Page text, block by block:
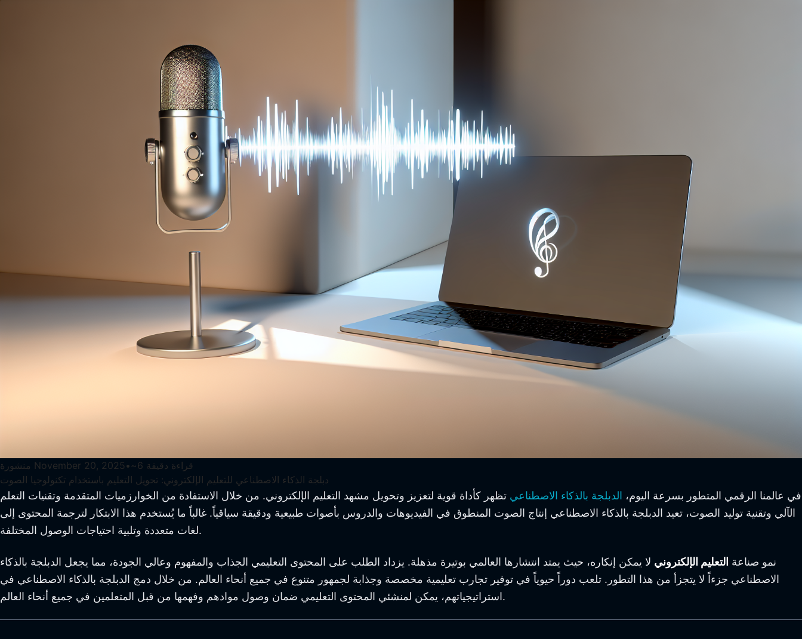
منشورة November 20, 2025 • ~6 قراءة دقيقة
دبلجة الذكاء الاصطناعي للتعليم الإلكتروني: تحويل التعليم باستخدام تكنولوجيا الصوت
في عالمنا الرقمي المتطور بسرعة اليوم، الدبلجة بالذكاء الاصطناعي تظهر كأداة قوية لتعزيز وتحويل مشهد التعليم الإلكتروني. من خلال الاستفادة من الخوارزميات المتقدمة وتقنيات التعلم
الآلي وتقنية توليد الصوت، تعيد الدبلجة بالذكاء الاصطناعي إنتاج الصوت المنطوق في الفيديوهات والدروس بأصوات طبيعية ودقيقة سياقياً. غالباً ما يُستخدم هذا الابتكار لترجمة المحتوى إلى
لغات متعددة وتلبية احتياجات الوصول المختلفة.
نمو صناعة التعليم الإلكتروني لا يمكن إنكاره، حيث يمتد انتشارها العالمي بوتيرة مذهلة. يزداد الطلب على المحتوى التعليمي الجذاب والمفهوم وعالي الجودة، مما يجعل الدبلجة بالذكاء
الاصطناعي جزءاً لا يتجزأ من هذا التطور. تلعب دوراً حيوياً في توفير تجارب تعليمية مخصصة وجذابة لجمهور متنوع في جميع أنحاء العالم. من خلال دمج الدبلجة بالذكاء الاصطناعي في
استراتيجياتهم، يمكن لمنشئي المحتوى التعليمي ضمان وصول موادهم وفهمها من قبل المتعلمين في جميع أنحاء العالم.